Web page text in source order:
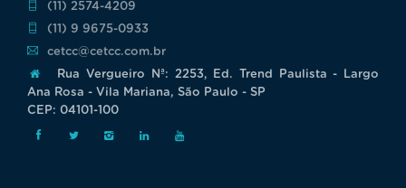
(11) 2574-4209
(11) 9 9675-0933
cetcc@cetcc.com.br
Rua Vergueiro Nª: 2253, Ed. Trend Paulista - Largo
Ana Rosa - Vila Mariana, São Paulo - SP
CEP: 04101-100